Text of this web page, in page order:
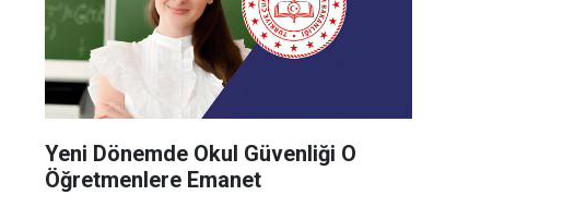
Yeni Dönemde Okul Güvenliği O
Öğretmenlere Emanet